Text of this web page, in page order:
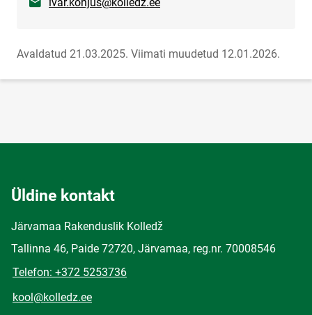
Avaldatud 21.03.2025. Viimati muudetud 12.01.2026.
Üldine kontakt
Järvamaa Rakenduslik Kolledž
Tallinna 46, Paide 72720, Järvamaa, reg.nr. 70008546
Telefon: +372 5253736
kool@kolledz.ee